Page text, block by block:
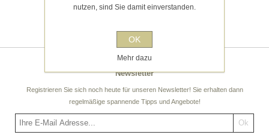
Newsletter
Registrieren Sie sich noch heute für unseren Newsletter! Sie erhalten dann
regelmäßige spannende Tipps und Angebote!
nutzen, sind Sie damit einverstanden.
OK
Mehr dazu